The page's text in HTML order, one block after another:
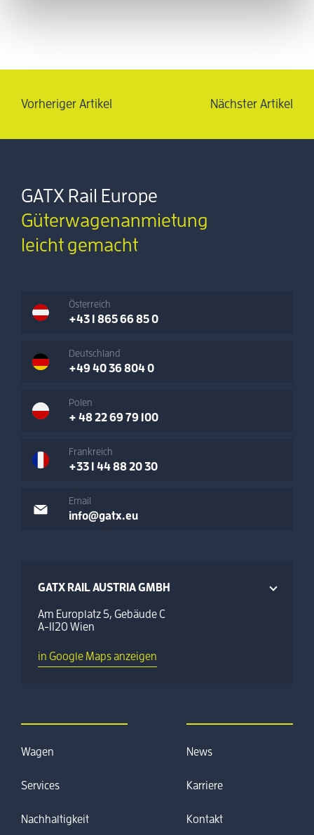
Vorheriger Artikel Nächster Artikel
GATX Rail Europe
Güterwagenanmietung
leicht gemacht
Österreich
+43 1 865 66 85 0
Deutschland
+49 40 36 804 0
Polen
+ 48 22 69 79 100
Frankreich
+33 1 44 88 20 30
Email
info@gatx.eu
GATX RAIL AUSTRIA GMBH
Am Europlatz 5, Gebäude C
A-1120 Wien
in Google Maps anzeigen
Wagen
Services
Nachhaltigkeit
News
Karriere
Kontakt